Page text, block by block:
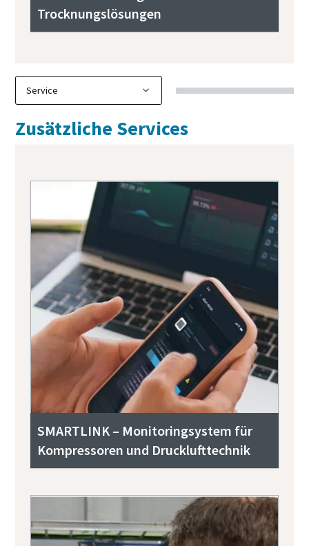
Trocknungslösungen
Zusätzliche Services
SMARTLINK – Monitoringsystem für
Kompressoren und Drucklufttechnik